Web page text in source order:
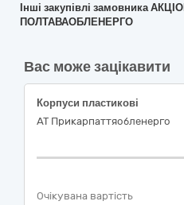
Інші закупівлі замовника
ПОЛТАВАОБЛЕНЕРГО
Вас може зацікавити
Корпуси пластикові
АТ Прикарпаттяобленерго
Очікувана вартість